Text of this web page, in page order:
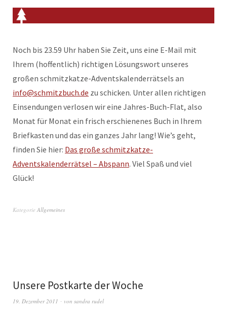
Noch bis 23.59 Uhr haben Sie Zeit, uns eine E-Mail mit
Ihrem (hoffentlich) richtigen Lösungswort unseres
großen schmitzkatze-Adventskalenderrätsels an
info@schmitzbuch.de zu schicken. Unter allen richtigen
Einsendungen verlosen wir eine Jahres-Buch-Flat, also
Monat für Monat ein frisch erschienenes Buch in Ihrem
Briefkasten und das ein ganzes Jahr lang! Wie’s geht,
finden Sie hier: Das große schmitzkatze-
Adventskalenderrätsel – Abspann. Viel Spaß und viel
Glück!
Kategorie Allgemeines
Unsere Postkarte der Woche
19. Dezember 2011 von sandra rudel